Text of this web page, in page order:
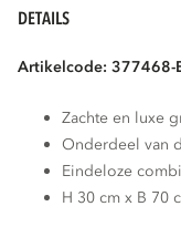
DETAILS
Artikelcode: 377468-
Zachte en luxe
Onderdeel van
Eindeloze
H 30 cm x B 70